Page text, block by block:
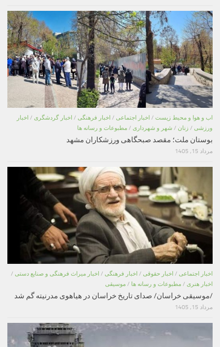
اب و هوا و محیط زیست / اخبار اجتماعی / اخبار فرهنگی / اخبار گردشگری / اخبار
ورزشی / زنان / شهر و شهرداری / مطبوعات و رسانه ها
بوستان ملت؛ مقصد صبحگاهی ورزشکاران مشهد
مرداد 15, 1405
اخبار اجتماعی / اخبار حقوقی / اخبار فرهنگی / اخبار میراث فرهنگی و صنایع دستی /
اخبار هنری / مطبوعات و رسانه ها / موسیقی
/موسیقی خراسان/ صدای تاریخ خراسان در هیاهوی مدرنیته گم شد
مرداد 15, 1405